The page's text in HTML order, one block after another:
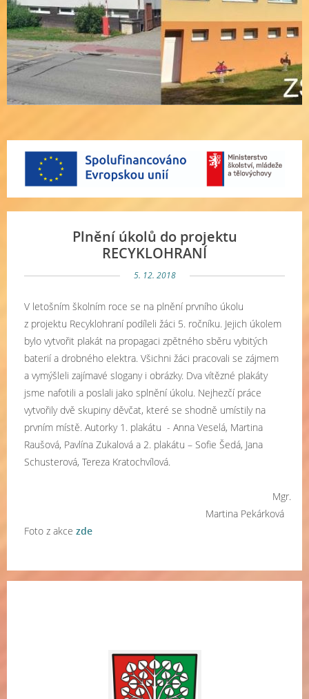
Plnění úkolů do projektu
RECYKLOHRANÍ
5. 12. 2018
V letošním školním roce se na plnění prvního úkolu
z projektu Recyklohraní podíleli žáci 5. ročníku. Jejich úkolem
bylo vytvořit plakát na propagaci zpětného sběru vybitých
baterií a drobného elektra. Všichni žáci pracovali se zájmem
a vymýšleli zajímavé slogany i obrázky. Dva vítězné plakáty
jsme nafotili a poslali jako splnění úkolu. Nejhezčí práce
vytvořily dvě skupiny děvčat, které se shodně umístily na
prvním místě. Autorky 1. plakátu - Anna Veselá, Martina
Raušová, Pavlína Zukalová a 2. plakátu – Sofie Šedá, Jana
Schusterová, Tereza Kratochvílová.
Mgr.
Martina Pekárková
Foto z akce zde